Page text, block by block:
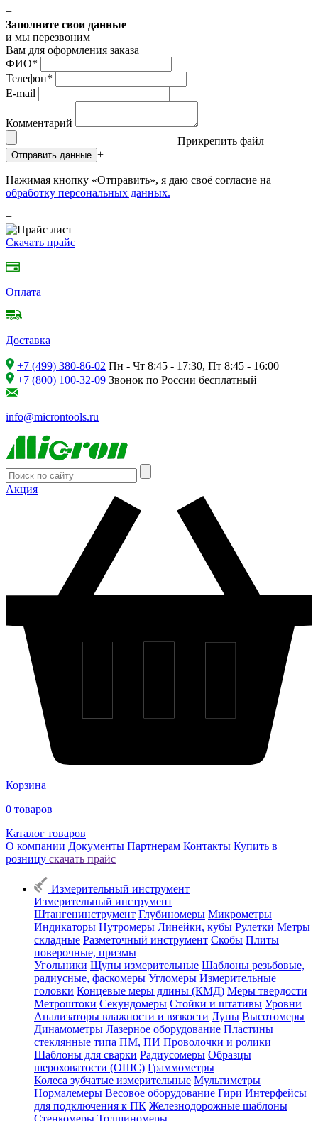
+
Заполните свои данные
и мы перезвоним
Вам для оформления заказа
ФИО*
Телефон*
E-mail
Комментарий
Прикрепить файл
Отправить данные +
Нажимая кнопку «Отправить», я даю своё согласие на
обработку персональных данных.
+
Скачать прайс
+
Оплата
Доставка
+7 (499) 380-86-02 Пн - Чт 8:45 - 17:30, Пт 8:45 - 16:00
+7 (800) 100-32-09 Звонок по России бесплатный
info@microntools.ru
Акция
Корзина
0 товаров
Каталог товаров
О компании Документы Партнерам Контакты Купить в
розницу скачать прайс
Измерительный инструмент
Измерительный инструмент
Штангенинструмент Глубиномеры Микрометры
Индикаторы Нутромеры Линейки, кубы Рулетки Метры
складные Разметочный инструмент Скобы Плиты
поверочные, призмы
Угольники Щупы измерительные Шаблоны резьбовые,
радиусные, фаскомеры Угломеры Измерительные
головки Концевые меры длины (КМД) Меры твердости
Метроштоки Секундомеры Стойки и штативы Уровни
Анализаторы влажности и вязкости Лупы Высотомеры
Динамометры Лазерное оборудование Пластины
стеклянные типа ПМ, ПИ Проволочки и ролики
Шаблоны для сварки Радиусомеры Образцы
шероховатости (ОШС) Граммометры
Колеса зубчатые измерительные Мультиметры
Нормалемеры Весовое оборудование Гири Интерфейсы
для подключения к ПК Железнодорожные шаблоны